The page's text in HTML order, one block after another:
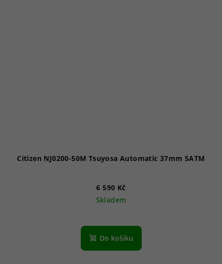
Citizen NJ0200-50M Tsuyosa Automatic 37mm 5ATM
6 590 Kč
Skladem
Do košíku